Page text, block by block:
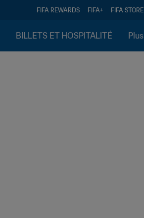
FIFA REWARDS FIFA+ FIFA STORE
BILLETS ET HOSPITALITÉ Plus